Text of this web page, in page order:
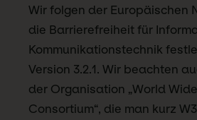
Wir folgen der Europäischen
die Barrierefreiheit für
Kommunikationstechnik
Version 3.2.1. Wir beachten
der Organisation „World
Consortium“, die man kurz